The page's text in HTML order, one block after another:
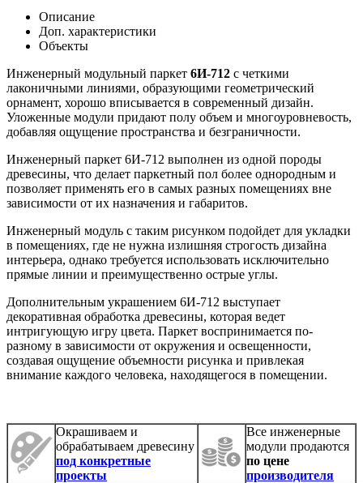
Описание
Доп. характеристики
Объекты
Инженерный модульный паркет 6И-712 с четкими
лаконичными линиями, образующими геометрический
орнамент, хорошо вписывается в современный дизайн.
Уложенные модули придают полу объем и многоуровневость,
добавляя ощущение пространства и безграничности.
Инженерный паркет 6И-712 выполнен из одной породы
древесины, что делает паркетный пол более однородным и
позволяет применять его в самых разных помещениях вне
зависимости от их назначения и габаритов.
Инженерный модуль с таким рисунком подойдет для укладки
в помещениях, где не нужна излишняя строгость дизайна
интерьера, однако требуется использовать исключительно
прямые линии и преимущественно острые углы.
Дополнительным украшением 6И-712 выступает
декоративная обработка древесины, которая ведет
интригующую игру цвета. Паркет воспринимается по-
разному в зависимости от окружения и освещенности,
создавая ощущение объемности рисунка и привлекая
внимание каждого человека, находящегося в помещении.
Окрашиваем и
обрабатываем древесину
под конкретные
проекты
Все инженерные
модули продаются
по цене
производителя